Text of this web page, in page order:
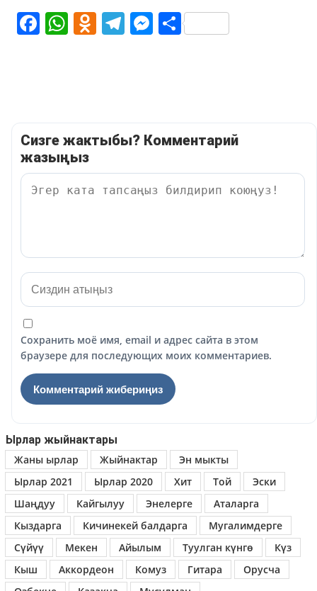
Facebook
WhatsApp
Odnoklassniki
Telegram
Messenger
Share
Сизге жактыбы? Комментарий
жазыңыз
Сохранить моё имя, email и адрес сайта в этом
браузере для последующих моих комментариев.
Ырлар жыйнактары
Жаны ырлар
Жыйнактар
Эн мыкты
Ырлар 2021
Ырлар 2020 Хит Той
Эски
Шаңдуу
Кайгылуу Энелерге
Аталарга
Кыздарга
Кичинекей балдарга
Мугалимдерге
Сүйүү
Мекен Айылым Туулган күнгө
Күз
Кыш
Аккордеон Комуз Гитара
Орусча